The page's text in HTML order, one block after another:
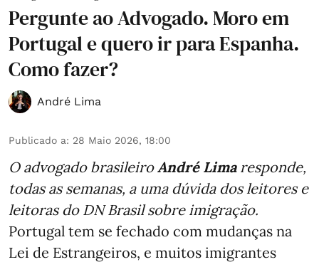
Pergunte ao Advogado. Moro em
Portugal e quero ir para Espanha.
Como fazer?
André Lima
Publicado a: 28 Maio 2026, 18:00
O advogado brasileiroAndré Limaresponde,
todas as semanas, a uma dúvida dos leitores e
leitoras do DN Brasil sobre imigração.
Portugal tem se fechado com mudanças na
Lei de Estrangeiros, e muitos imigrantes